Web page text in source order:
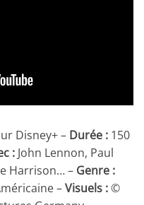
Disney+ – Durée : 150
: John Lennon, Paul
Harrison… – Genre :
–Visuels :©